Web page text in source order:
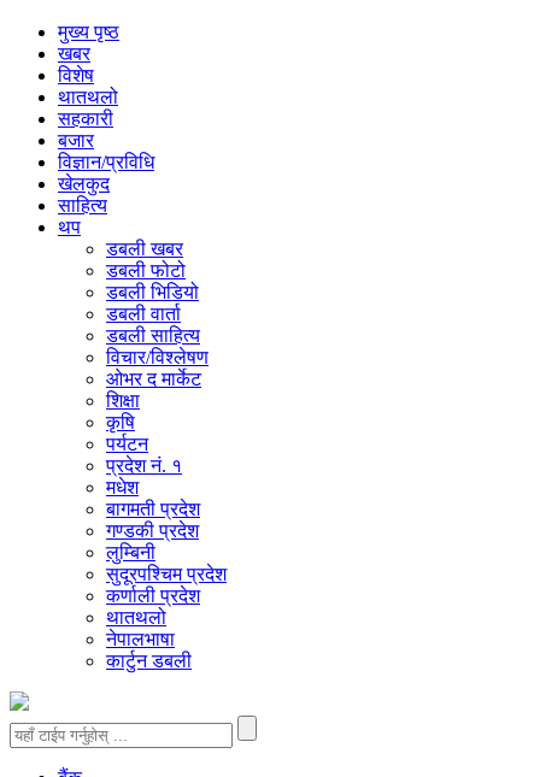
मुख्य पृष्ठ
खबर
विशेष
थातथलो
सहकारी
बजार
विज्ञान/प्रविधि
खेलकुद
साहित्य
थप
डबली खबर
डबली फोटो
डबली भिडियो
डबली वार्ता
डबली साहित्य
विचार/विश्‍लेषण
ओभर द मार्केट
शिक्षा
कृषि
पर्यटन
प्रदेश नं. १
मधेश
बागमती प्रदेश
गण्डकी प्रदेश
लुम्बिनी
सुदूरपश्चिम प्रदेश
कर्णाली प्रदेश
थातथलो
नेपालभाषा
कार्टुन डबली